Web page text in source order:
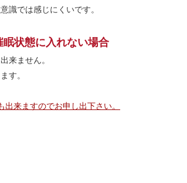
識では感じにくいです。
状態に入れない場合
来ません。
す。
来ますのでお申し出下さい。